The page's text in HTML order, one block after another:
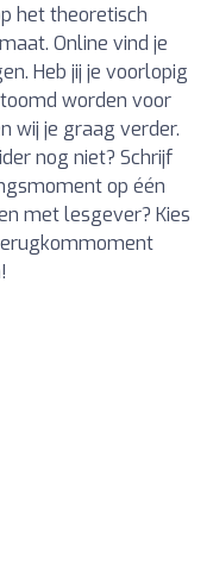
het theoretisch
Online vind je
Heb jij je voorlopig
worden voor
wij je graag verder.
nog niet? Schrijf
op één
met lesgever? Kies